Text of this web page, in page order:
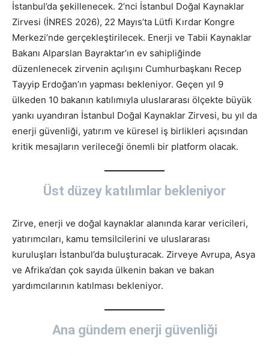
İstanbul’da şekillenecek. 2’nci İstanbul Doğal Kaynaklar
Zirvesi (İNRES 2026), 22 Mayıs’ta Lütfi Kırdar Kongre
Merkezi’nde gerçekleştirilecek. Enerji ve Tabii Kaynaklar
Bakanı Alparslan Bayraktar’ın ev sahipliğinde
düzenlenecek zirvenin açılışını Cumhurbaşkanı Recep
Tayyip Erdoğan’ın yapması bekleniyor. Geçen yıl 9
ülkeden 10 bakanın katılımıyla uluslararası ölçekte büyük
yankı uyandıran İstanbul Doğal Kaynaklar Zirvesi, bu yıl da
enerji güvenliği, yatırım ve küresel iş birlikleri açısından
kritik mesajların verileceği önemli bir platform olacak.
Üst düzey katılımlar bekleniyor
Zirve, enerji ve doğal kaynaklar alanında karar vericileri,
yatırımcıları, kamu temsilcilerini ve uluslararası
kuruluşları İstanbul’da buluşturacak. Zirveye Avrupa, Asya
ve Afrika’dan çok sayıda ülkenin bakan ve bakan
yardımcılarının katılması bekleniyor.
Ana gündem enerji güvenliği